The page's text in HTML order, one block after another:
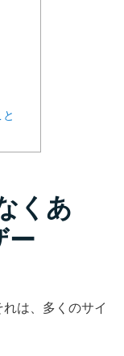
くあ
ー
は、多くのサイ